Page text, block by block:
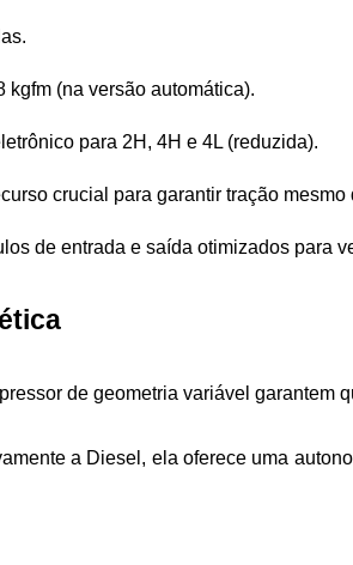
kgfm (na versão automática).
para 2H, 4H e 4L (reduzida).
crucial para garantir tração
de entrada e saída otimizados para
de geometria variável garantem
a Diesel, ela oferece uma